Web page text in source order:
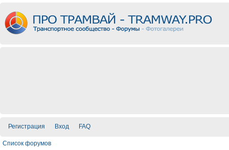
Регистрация Вход FAQ
Список форумов